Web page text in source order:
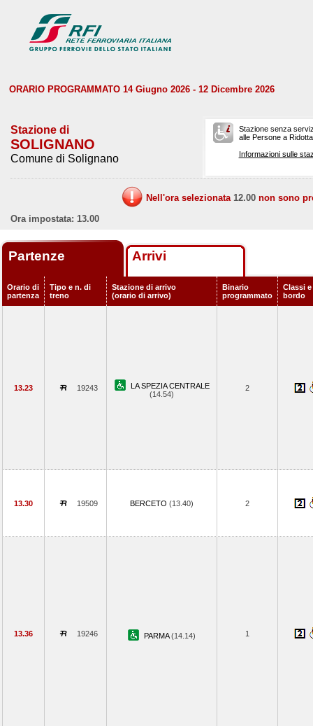
ORARIO PROGRAMMATO 14 Giugno 2026 - 12 Dicembre 2026
Stazione di
SOLIGNANO
Comune di Solignano
Stazione senza
alle Persone a
Informazioni sulle
Nell'ora selezionata 12.00 non sono
Ora impostata: 13.00
Partenze Arrivi
Orario di
partenza
Tipo e n. di
treno
Stazione di arrivo
(orario di arrivo)
Binario
programmato
Classi
bordo
13.23 19243
LA SPEZIA CENTRALE
(14.54)
2
13.30 19509 BERCETO (13.40) 2
13.36 19246 PARMA(14.14) 1